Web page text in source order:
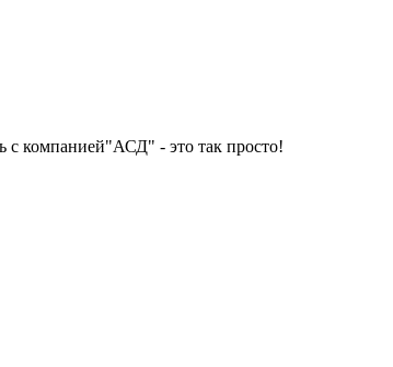
с компанией"АСД" - это так просто!